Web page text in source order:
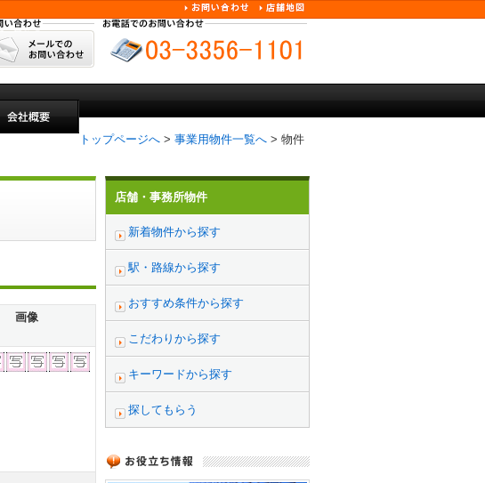
トップページへ > 事業用物件一覧へ > 物件
画像
店舗・事務所物件
新着物件から探す
駅・路線から探す
おすすめ条件から探す
こだわりから探す
キーワードから探す
探してもらう